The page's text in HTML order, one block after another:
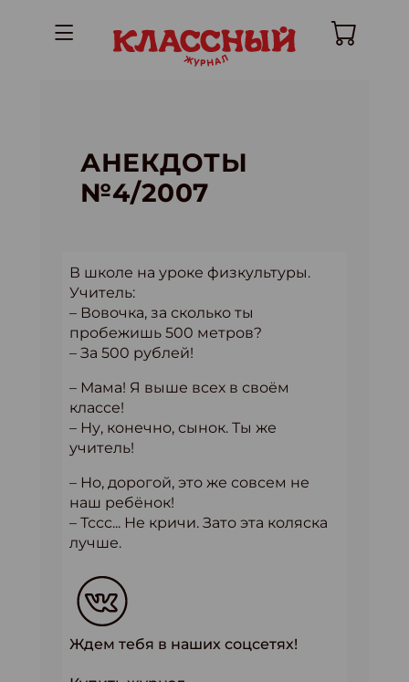
АНЕКДОТЫ
№4/2007
В школе на уроке физкультуры.
Учитель:
– Вовочка, за сколько ты
пробежишь 500 метров?
– За 500 рублей!
– Мама! Я выше всех в своём
классе!
– Ну, конечно, сынок. Ты же
учитель!
– Но, дорогой, это же совсем не
наш ребёнок!
– Тссс... Не кричи. Зато эта коляска
лучше.
Ждем тебя в наших соцсетях!